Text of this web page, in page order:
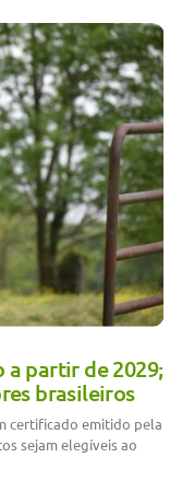
partir de 2029;
brasileiros
certificado emitido pela
sejam elegíveis ao